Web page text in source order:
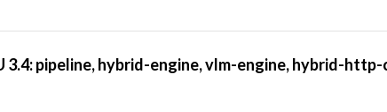
3.4: pipeline, hybrid-engine, vlm-engine, hybrid-